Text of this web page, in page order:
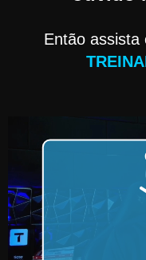
Então assista